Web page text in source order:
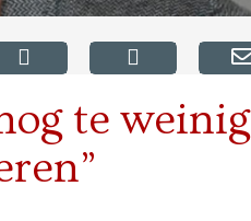
te weinig